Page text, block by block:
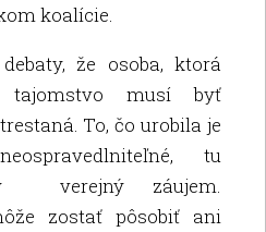
koalície.
že osoba, ktorá
tajomstvo musí byť
To, čo urobila je
tu
verejný záujem.
zostať pôsobiť ani